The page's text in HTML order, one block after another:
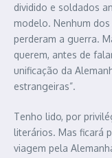
dividido e soldados
modelo. Nenhum
perderam a guerra.
querem, antes de
unificação da
estrangeiras”.
Tenho lido, por
literários. Mas ficará
viagem pela